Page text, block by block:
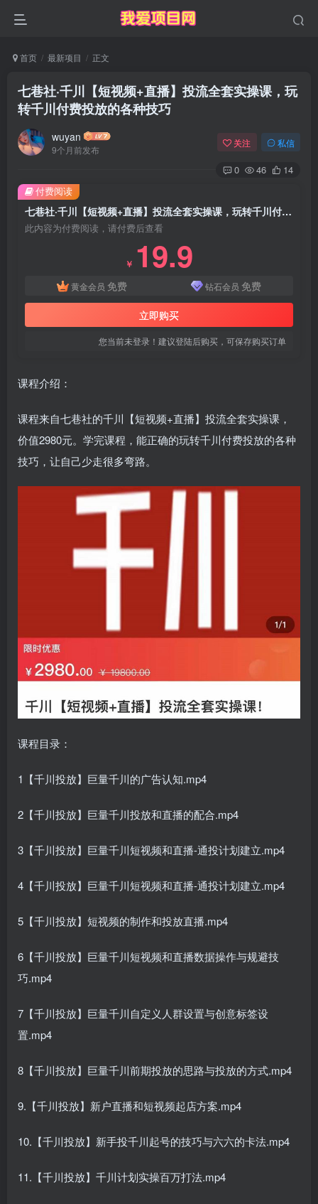
首页 最新项目 正文
七巷社·千川【短视频+直播】投流全套实操课，玩
转千川付费投放的各种技巧
wuyan
9个月前发布
关注 私信
0 46 14
七巷社·千川【短视频+直播】投流全套实操课，玩转千川付费投放的各种技巧
此内容为付费阅读，请付费后查看
￥ 19.9
黄金会员 免费 钻石会员 免费
立即购买
您当前未登录！建议登陆后购买，可保存购买订单
付费阅读
课程介绍：
课程来自七巷社的千川【短视频+直播】投流全套实操课，
价值2980元。学完课程，能正确的玩转千川付费投放的各种
技巧，让自己少走很多弯路。
课程目录：
1【千川投放】巨量千川的广告认知.mp4
2【千川投放】巨量千川投放和直播的配合.mp4
3【千川投放】巨量千川短视频和直播-通投计划建立.mp4
4【千川投放】巨量千川短视频和直播-通投计划建立.mp4
5【千川投放】短视频的制作和投放直播.mp4
6【千川投放】巨量千川短视频和直播数据操作与规避技
巧.mp4
7【千川投放】巨量千川自定义人群设置与创意标签设
置.mp4
8【千川投放】巨量千川前期投放的思路与投放的方式.mp4
9.【千川投放】新户直播和短视频起店方案.mp4
10.【千川投放】新手投千川起号的技巧与六六的卡法.mp4
11.【千川投放】千川计划实操百万打法.mp4